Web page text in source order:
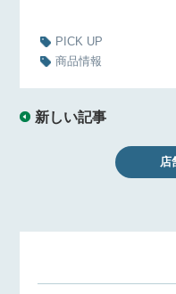
PICK UP
商品情報
新しい記事
店